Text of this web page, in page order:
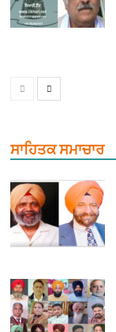
ਸਾਹਿਤਕ ਸਮਾਚਾਰ